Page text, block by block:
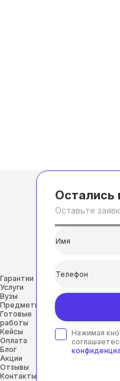
Гарантии
Услуги
Вузы
Предметы
Готовые
работы
Кейсы
Оплата
Блог
Акции
Отзывы
Контакты
Остались
Оставьте
Нажимая